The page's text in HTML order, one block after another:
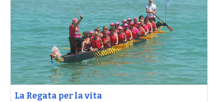
La Regata per la vita